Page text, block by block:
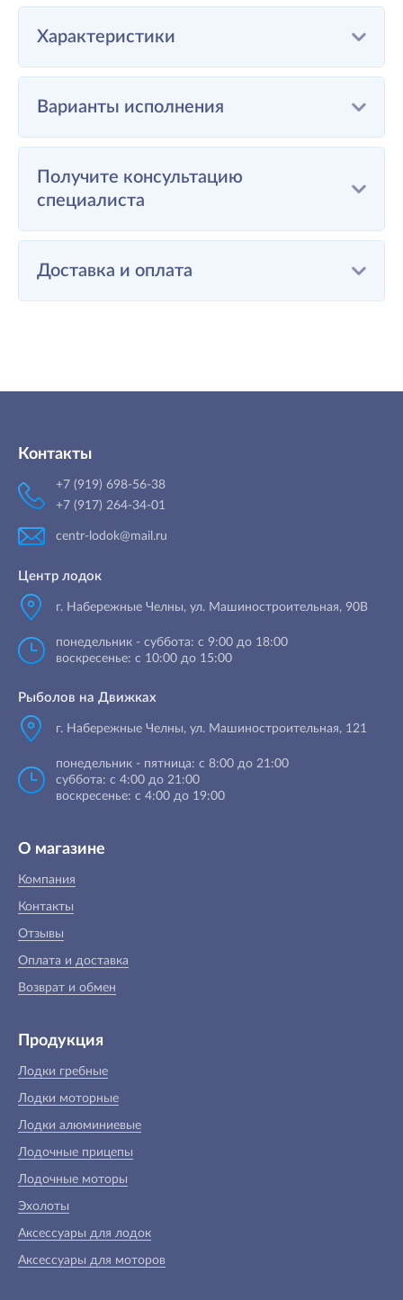
Характеристики
Варианты исполнения
Получите консультацию
специалиста
Доставка и оплата
Контакты
+7 (919) 698-56-38
+7 (917) 264-34-01
centr-lodok@mail.ru
Центр лодок
г. Набережные Челны, ул. Машиностроительная, 90B
понедельник - суббота: с 9:00 до 18:00
воскресенье: с 10:00 до 15:00
Рыболов на Движках
г. Набережные Челны, ул. Машиностроительная, 121
понедельник - пятница: с 8:00 до 21:00
суббота: с 4:00 до 21:00
воскресенье: с 4:00 до 19:00
О магазине
Компания
Контакты
Отзывы
Оплата и доставка
Возврат и обмен
Продукция
Лодки гребные
Лодки моторные
Лодки алюминиевые
Лодочные прицепы
Лодочные моторы
Эхолоты
Аксессуары для лодок
Аксессуары для моторов